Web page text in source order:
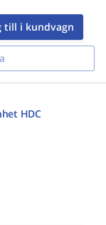
till i kundvagn
HDC